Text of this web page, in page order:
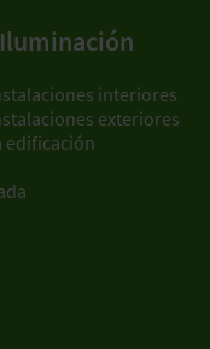
interiores
exteriores
edificación